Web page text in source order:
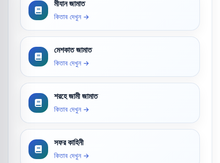
মীযান জামাত
কিতাব দেখুন →
মেশকাত জামাত
কিতাব দেখুন →
শরহে জামী জামাত
কিতাব দেখুন →
সফর কাহিনী
কিতাব দেখুন →